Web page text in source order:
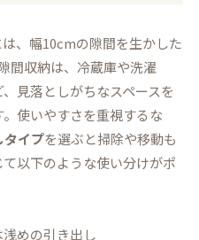
、幅10cmの隙間を生かした
間収納は、冷蔵庫や洗濯
見落としがちなスペースを
使いやすさを重視するな
タイプを選ぶと掃除や移動も
以下のような使い分けがポ
めの引き出し